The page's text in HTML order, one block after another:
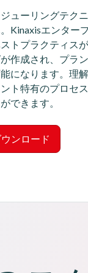
ューリングテク
Kinaxisエンター
トプラクティス
作成され、プラ
になります。理
ト特有のプロセ
できます。
ウンロード